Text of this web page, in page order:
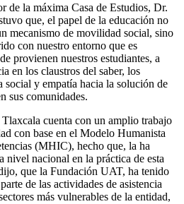
de la máxima Casa de Estudios, Dr.
que, el papel de la educación no
mecanismo de movilidad social, sino
con nuestro entorno que es
provienen nuestros estudiantes, a
en los claustros del saber, los
social y empatía hacia la solución de
sus comunidades.
cuenta con un amplio trabajo
con base en el Modelo Humanista
(MHIC), hecho que, la ha
nivel nacional en la práctica de esta
que la Fundación UAT, ha tenido
de las actividades de asistencia
más vulnerables de la entidad,